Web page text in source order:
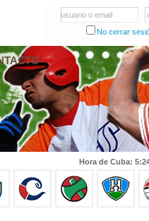
usuario o email
No cerrar
Hora de Cuba: